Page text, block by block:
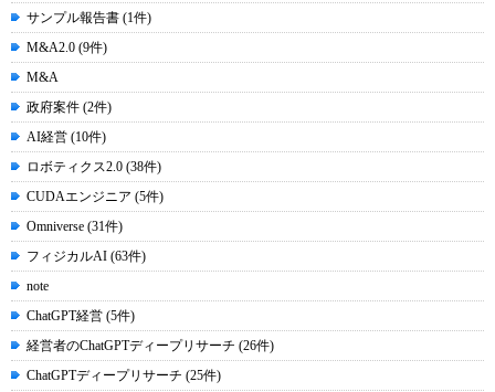
サンプル報告書 (1件)
M&A2.0 (9件)
M&A
政府案件 (2件)
AI経営 (10件)
ロボティクス2.0 (38件)
CUDAエンジニア (5件)
Omniverse (31件)
フィジカルAI (63件)
note
ChatGPT経営 (5件)
経営者のChatGPTディープリサーチ (26件)
ChatGPTディープリサーチ (25件)